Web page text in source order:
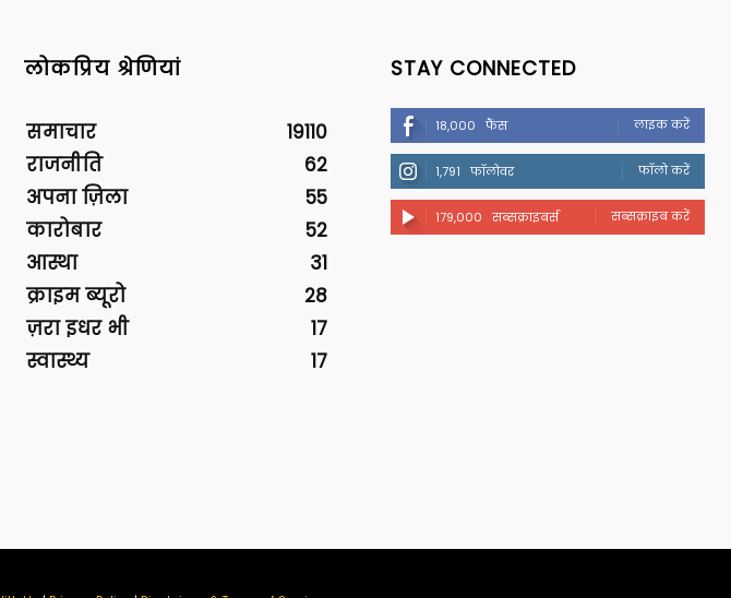
लोकप्रिय श्रेणियां
समाचार
19110
राजनीति
62
अपना ज़िला
55
कारोबार
52
आस्था
31
क्राइम ब्यूरो
28
ज़रा इधर भी
17
स्वास्थ्य
17
STAY CONNECTED
18,000 फैंस लाइक करें
1,791 फॉलोवर फॉलो करें
179,000 सब्सक्राइबर्स सब्सक्राइब करें